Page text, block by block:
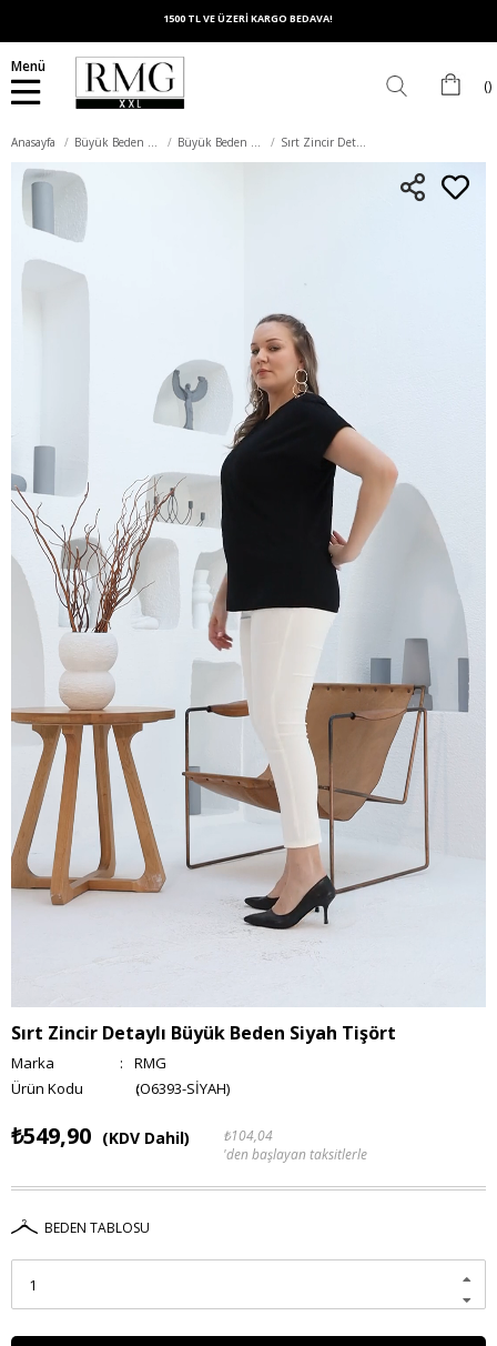
1500 TL VE ÜZERİ KARGO BEDAVA!
Menü
Anasayfa Büyük Beden Üst Giyim Büyük Beden Tişört Sırt Zincir Detaylı Büyük Beden Siyah Tişört
Sırt Zincir Detaylı Büyük Beden Siyah Tişört
Marka :
RMG
(O6393-SİYAH)
₺549,90 (KDV Dahil)
₺104,04
'den başlayan taksitlerle
BEDEN TABLOSU